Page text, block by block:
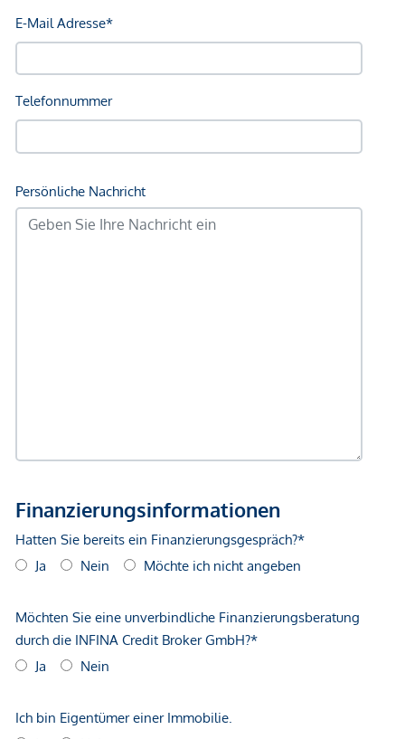
Geldautomat <250m
Bank <250m
Post <250m
Verkehr
Bus <250m
Immobilienunternehmen angeboten. Allfällige aus dem
gegenüber dem anbietenden Immobilienunternehmen
geltend zu machen. Wir weisen Sie darauf hin, dass die
gemachten Angaben und Informationen lediglich
unverbindliche Vorabinformationen sind und daher ohne